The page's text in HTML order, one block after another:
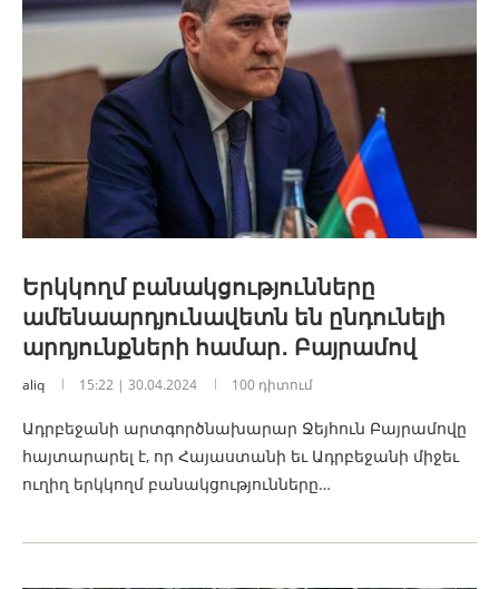
Երկկողմ բանակցությունները
ամենաարդյունավետն են ընդունելի
արդյունքների համար․ Բայրամով
aliq 15:22 | 30.04.2024 100 դիտում
Ադրբեջանի արտգործնախարար Ջեյհուն Բայրամովը
հայտարարել է, որ Հայաստանի եւ Ադրբեջանի միջեւ
ուղիղ երկկողմ բանակցությունները…